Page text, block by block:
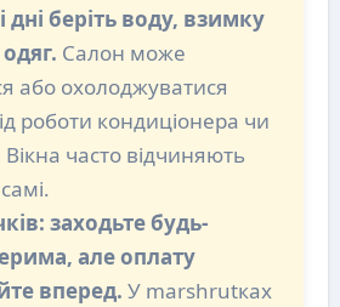
дні беріть воду, взимку
Салон може
або охолоджуватися
роботи кондиціонера чи
часто відчиняють
заходьте будь-
але оплату
вперед. У marshrutках